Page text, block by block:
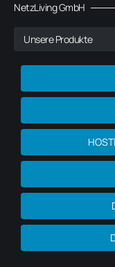
NetzLiving GmbH
Unsere Produkte